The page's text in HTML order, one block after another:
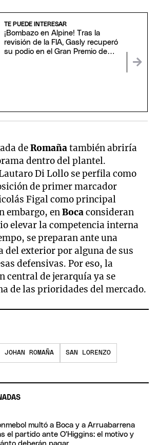
TE PUEDE INTERESAR
¡Bombazo en Alpine! Tras la
revisión de la FIA, Gasly recuperó
su podio en el Gran Premio de
deRomañatambién abriría
dentro del plantel.
Di Lollo se perfila como
de primer marcador
Figal como principal
embargo, enBocaconsideran
elevar la competencia interna
se preparan ante una
del exterior por alguna de sus
defensivas. Por eso, la
central de jerarquía ya se
de las prioridades del mercado.
JOHAN ROMAÑA SAN LORENZO
multó a Boca y a Arruabarrena
el partido ante O'Higgins: el motivo y